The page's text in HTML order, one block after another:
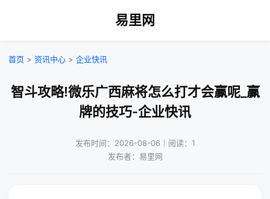
易里网
首页 > 资讯中心 > 企业快讯
智斗攻略!微乐广西麻将怎么打才会赢呢_赢
牌的技巧-企业快讯
发布时间：2026-08-06｜阅读：1
发布者：易里网